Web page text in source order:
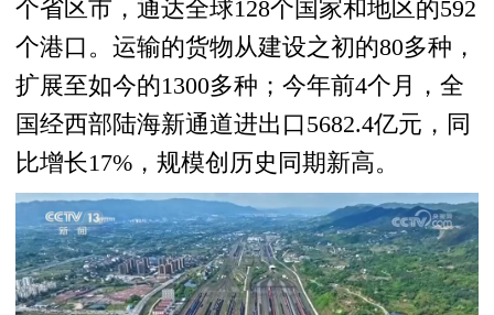
个省区市，通达全球128个国家和地区的592
个港口。运输的货物从建设之初的80多种，
扩展至如今的1300多种；今年前4个月，全
国经西部陆海新通道进出口5682.4亿元，同
比增长17%，规模创历史同期新高。